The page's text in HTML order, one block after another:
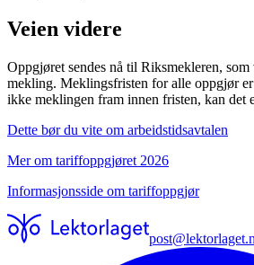
Veien videre
Oppgjøret sendes nå til Riksmekleren,
mekling. Meklingsfristen for alle oppgjør
ikke meklingen fram innen fristen, kan det
Dette bør du vite om arbeidstidsavtalen
Mer om tariffoppgjøret 2026
Informasjonsside om tariffoppgjør